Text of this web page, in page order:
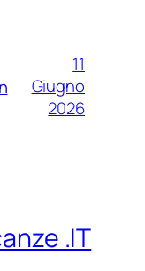
11
Giugno
2026
.IT